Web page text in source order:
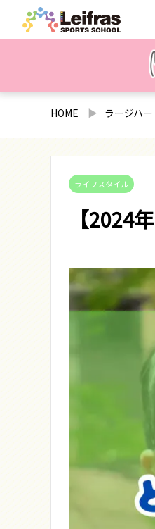
HOME ラージハー
ライフスタイル
【2024